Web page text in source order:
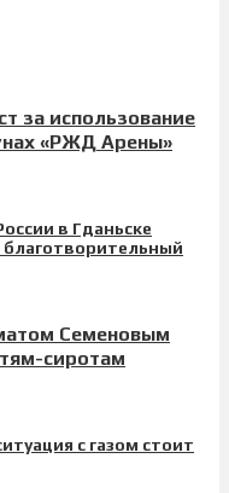
за использование
«РЖД Арены»
Семеновым
сиротам